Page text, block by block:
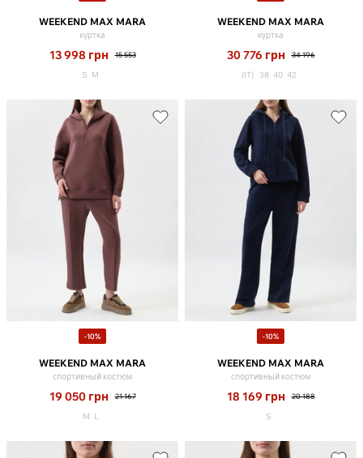
WEEKEND MAX MARA
куртка
13 998 грн 15 553
S M
WEEKEND MAX MARA
куртка
30 776 грн 34 196
(IT) 38 40 42
-10%
WEEKEND MAX MARA
спортивный костюм
19 050 грн 21 167
M L
-10%
WEEKEND MAX MARA
спортивный костюм
18 169 грн 20 188
S